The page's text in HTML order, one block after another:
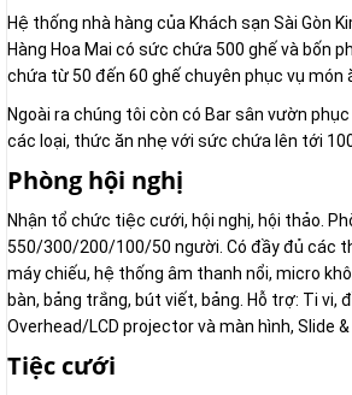
Hệ thống nhà hàng của Khách sạn Sài Gòn
Hàng Hoa Mai có sức chứa 500 ghế và bốn
chứa từ 50 đến 60 ghế chuyên phục vụ món
Ngoài ra chúng tôi còn có Bar sân vườn
các loại, thức ăn nhẹ với sức chứa lên tới
Phòng hội nghị
Nhận tổ chức tiệc cưới, hội nghị, hội thảo.
550/300/200/100/50 người. Có đầy đủ các
máy chiếu, hệ thống âm thanh nổi, micro
bàn, bảng trắng, bút viết, bảng. Hỗ trợ: Ti vi,
Overhead/LCD projector và màn hình, Slide &
Tiệc cưới